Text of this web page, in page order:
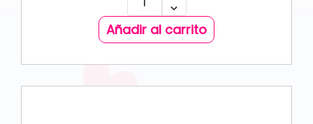
Añadir al carrito